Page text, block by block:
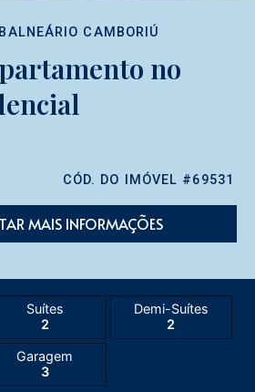
BALNEÁRIO CAMBORIÚ
no
CÓD. DO IMÓVEL #69531
MAIS INFORMAÇÕES
Suítes
2
Demi-Suítes
2
Garagem
3